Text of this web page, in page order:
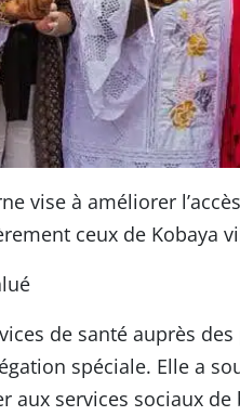
vise à améliorer
ceux de Kobaya
de santé auprès
spéciale. Elle a
aux services sociaux